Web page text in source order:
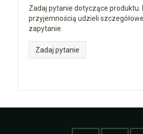
Zadaj pytanie dotyczące produktu.
przyjemnością udzieli
zapytanie.
Zadaj pytanie